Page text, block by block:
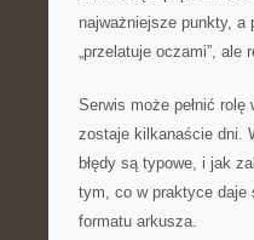
najważniejsze punkty,
„przelatuje oczami”, ale
Serwis może pełnić
zostaje kilkanaście dni.
błędy są typowe, i jak
tym, co w praktyce daje
formatu arkusza.